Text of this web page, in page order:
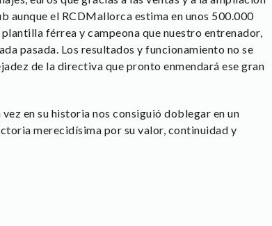
aunque el RCDMallorca estima en unos 500.000
férrea y campeona que nuestro entrenador,
pasada. Los resultados y funcionamiento no se
de la directiva que pronto enmendará ese gran
en su historia nos consiguió doblegar en un
merecidísima por su valor, continuidad y